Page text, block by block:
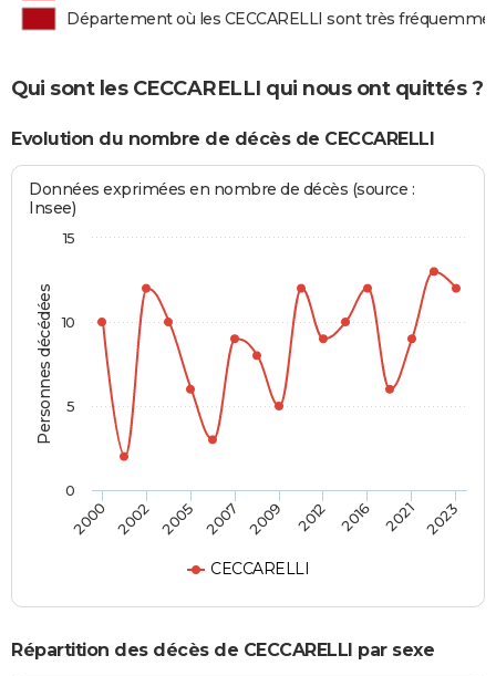
Département où les CECCARELLI sont très
Qui sont les CECCARELLI qui nous ont quittés ?
Evolution du nombre de décès de CECCARELLI
Personnes décédées
Données exprimées en nombre de décès (source :
Insee)
CECCARELLI
2000 2002 2005 2007 2009 2012 2016 2021 2023
0
5
10
15
Répartition des décès de CECCARELLI par sexe